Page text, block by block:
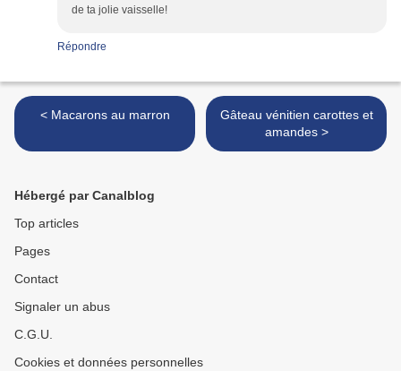
de ta jolie vaisselle!
Répondre
< Macarons au marron
Gâteau vénitien carottes et
amandes >
Hébergé par Canalblog
Top articles
Pages
Contact
Signaler un abus
C.G.U.
Cookies et données personnelles